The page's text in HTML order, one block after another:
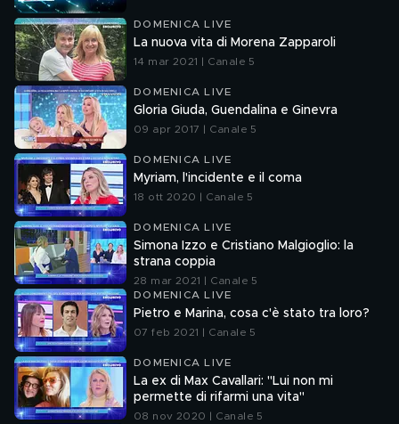
DOMENICA LIVE
La nuova vita di Morena Zapparoli
14 mar 2021 | Canale 5
DOMENICA LIVE
Gloria Giuda, Guendalina e Ginevra
09 apr 2017 | Canale 5
DOMENICA LIVE
Myriam, l'incidente e il coma
18 ott 2020 | Canale 5
DOMENICA LIVE
Simona Izzo e Cristiano Malgioglio: la
strana coppia
28 mar 2021 | Canale 5
DOMENICA LIVE
Pietro e Marina, cosa c'è stato tra loro?
07 feb 2021 | Canale 5
DOMENICA LIVE
La ex di Max Cavallari: "Lui non mi
permette di rifarmi una vita"
08 nov 2020 | Canale 5